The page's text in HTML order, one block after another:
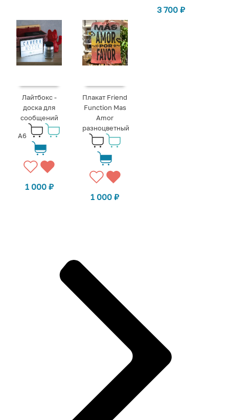
3 700 ₽
Лайтбокс -
доска для
сообщений
А6
1 000 ₽
Плакат Friend
Function Mas
Amor
разноцветный
1 000₽